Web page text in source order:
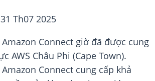
31 Th07 2025
Connect giờ đã được cung
AWS Châu Phi (Cape Town).
Connect cung cấp khả